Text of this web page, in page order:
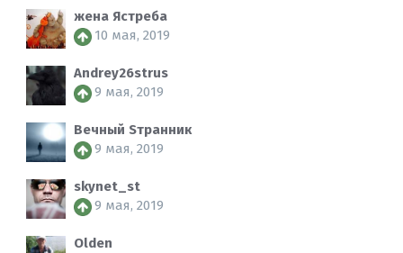
жена Ястреба
10 мая, 2019
Andrey26strus
9 мая, 2019
Вечный Sтранник
9 мая, 2019
skynet_st
9 мая, 2019
Olden